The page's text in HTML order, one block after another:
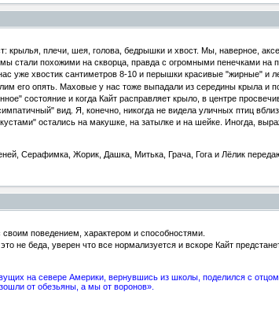
крылья, плечи, шея, голова, бедрышки и хвост. Мы, наверное,
стали похожими на скворца, правда с огромными пенечками на
уже хвостик сантиметров 8-10 и перышки красивые "жирные"
его опять. Маховые у нас тоже выпадали из середины крыла и
состояние и когда Кайт расправляет крыло, в центре
вид. Я, конечно, никогда не видела уличных птиц
остались на макушке, на затылке и на шейке. Иногда,
Серафимка, Жорик, Дашка, Митька, Грача, Гога и Лёлик
поведением, характером и способностями.
не беда, уверен что все нормализуется и вскоре Кайт
на севере Америки, вернувшись из школы, поделился с
от обезьяны, а мы от воронов».